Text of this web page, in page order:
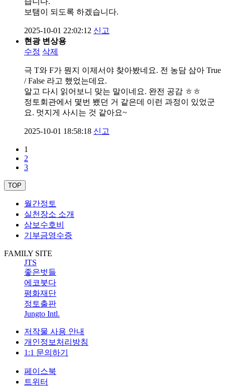
보탬이 되도록 하겠습니다.
2025-10-01 22:02:12 신고
현광 변상용
수정 삭제
극 T와 F가 뭔지 이제서야 찾아봤네요. 전 농담 삼아 True
/ False 라고 했었는데요.
알고 다시 읽어보니 맞는 말이네요. 완전 공감 ㅎㅎ
정토회관에서 몇번 뵀던 거 같은데 이런 과정이 있었군
요. 멋지게 사시는 것 같아요~
2025-10-01 18:58:18 신고
1
2
3
TOP
월간정토
실천장소 소개
삼보수호비
기부금영수증
FAMILY SITE
JTS
좋은벗들
에코붓다
평화재단
정토출판
Jungto Intl.
저작물 사용 안내
개인정보처리방침
1:1 문의하기
페이스북
트위터